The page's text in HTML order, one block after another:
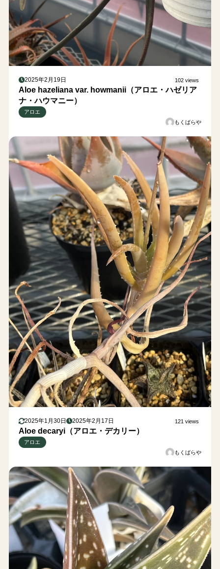
2025年2月19日 102 views
Aloe hazeliana var. howmanii（アロエ・ハゼリア
ナ・ハウマニー）
アロエ
もくばらや
2025年1月30日 2025年2月17日 121 views
Aloe decaryi（アロエ・デカリー）
アロエ
もくばらや